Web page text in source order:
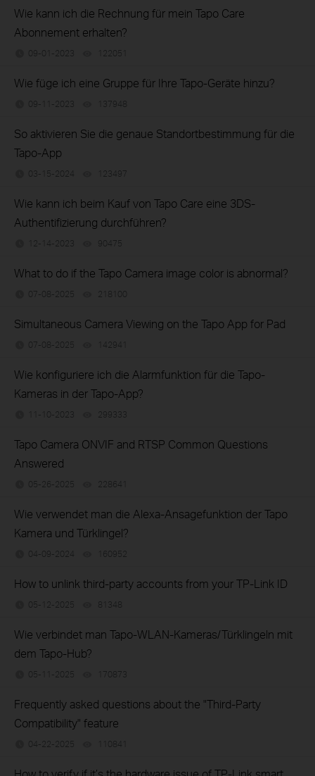
Wie kann ich die Rechnung für mein Tapo Care
Abonnement erhalten?
09-01-2023 122051
Wie füge ich eine Gruppe für Ihre Tapo-Geräte hinzu?
09-11-2023 137948
So aktivieren Sie die genaue Standortbestimmung für die
Tapo-App
03-15-2024 123497
Wie kann ich beim Kauf von Tapo Care eine 3DS-
Authentifizierung durchführen?
12-14-2023 90475
What to do if the Tapo Camera image color is abnormal?
07-08-2025 218100
Simultaneous Camera Viewing on the Tapo App for Pad
07-08-2025 142941
Wie konfiguriere ich die Alarmfunktion für die Tapo-
Kameras in der Tapo-App?
11-10-2023 299333
Tapo Camera ONVIF and RTSP Common Questions
Answered
05-26-2025 228641
Wie verwendet man die Alexa-Ansagefunktion der Tapo
Kamera und Türklingel?
04-09-2024 160952
How to unlink third-party accounts from your TP-Link ID
05-12-2025 81348
Wie verbindet man Tapo-WLAN-Kameras/Türklingeln mit
dem Tapo-Hub?
05-11-2025 170873
Frequently asked questions about the "Third-Party
Compatibility" feature
04-22-2025 110841